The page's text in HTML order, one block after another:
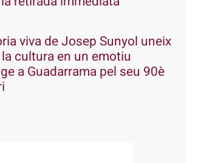
viva de Josep Sunyol uneix
la cultura en un emotiu
a Guadarrama pel seu 90è